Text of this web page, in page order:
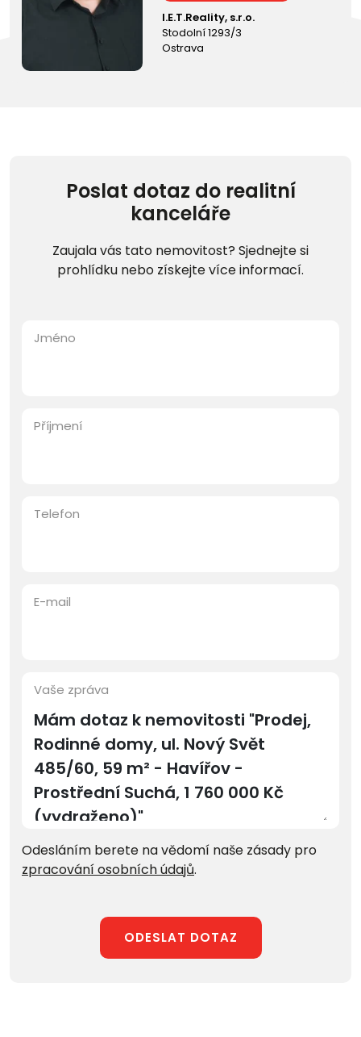
I.E.T.Reality, s.r.o.
Stodolní 1293/3
Ostrava
Poslat dotaz do realitní
kanceláře
Zaujala vás tato nemovitost? Sjednejte si
prohlídku nebo získejte více informací.
Jméno
Příjmení
Telefon
E-mail
Vaše zpráva
Odesláním berete na vědomí naše zásady pro
zpracování osobních údajů.
ODESLAT DOTAZ